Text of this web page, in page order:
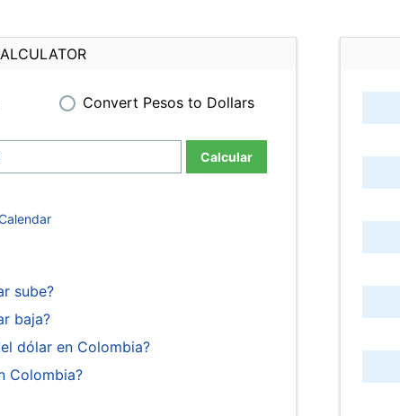
Convert Pesos to Dollars
Calcular
sube?
baja?
dólar en Colombia?
Colombia?